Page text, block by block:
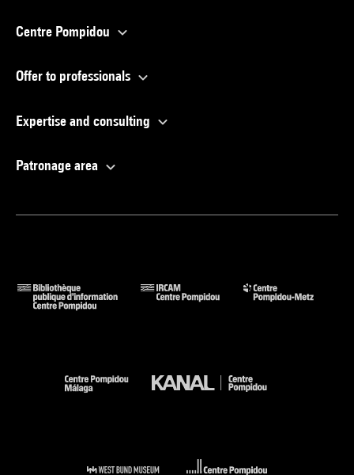
Centre Pompidou
Offer to professionals
Expertise and consulting
Patronage area